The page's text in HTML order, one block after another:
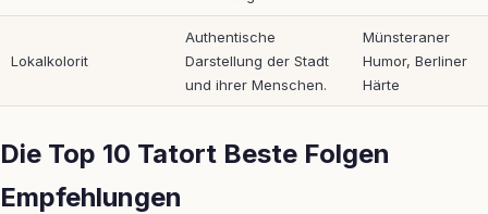
Lokalkolorit
Authentische
Darstellung der Stadt
und ihrer Menschen.
Münsteraner
Humor, Berliner
Härte
Die Top 10 Tatort Beste Folgen
Empfehlungen